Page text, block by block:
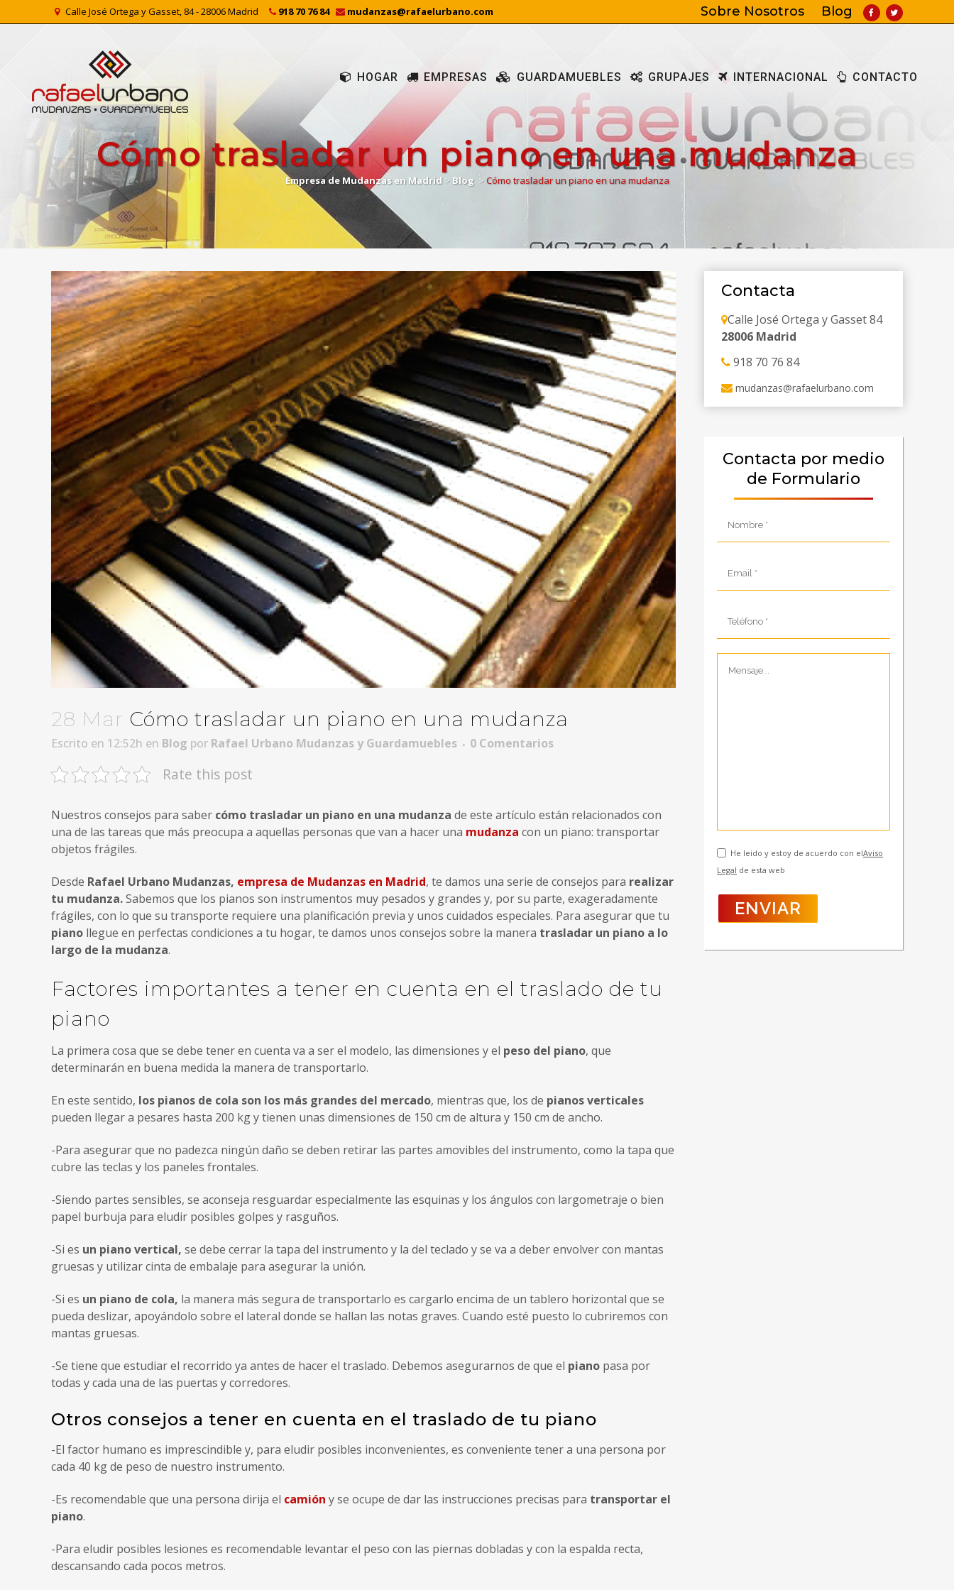
Calle José Ortega y Gasset, 84 - 28006 Madrid 918 70 76 84 mudanzas@rafaelurbano.com Sobre Nosotros Blog
HOGAR EMPRESAS GUARDAMUEBLES GRUPAJES INTERNACIONAL CONTACTO
Cómo trasladar un piano en una mudanza
Empresa de Mudanzas en Madrid> Blog >Cómo trasladar un piano en una mudanza
28 Mar Cómo trasladar un piano en una mudanza
Escrito en 12:52h en Blog por Rafael Urbano Mudanzas y Guardamuebles 0 Comentarios
Rate this post
Nuestros consejos para saber cómo trasladar un piano en una mudanza de este artículo están relacionados con
una de las tareas que más preocupa a aquellas personas que van a hacer una mudanza con un piano: transportar
objetos frágiles.
Desde Rafael Urbano Mudanzas, empresa de Mudanzas en Madrid, te damos una serie de consejos para realizar
tu mudanza.Sabemos que los pianos son instrumentos muy pesados y grandes y, por su parte, exageradamente
frágiles, con lo que su transporte requiere una planificación previa y unos cuidados especiales. Para asegurar que tu
piano llegue en perfectas condiciones a tu hogar, te damos unos consejos sobre la manera trasladar un piano a lo
largo de la mudanza.
Factores importantes a tener en cuenta en el traslado de tu
piano
La primera cosa que se debe tener en cuenta va a ser el modelo, las dimensiones y el peso del piano, que
determinarán en buena medida la manera de transportarlo.
En este sentido, los pianos de cola son los más grandes del mercado, mientras que, los de pianos verticales
pueden llegar a pesares hasta 200 kg y tienen unas dimensiones de 150 cm de altura y 150 cm de ancho.
-Para asegurar que no padezca ningún daño se deben retirar las partes amovibles del instrumento, como la tapa que
cubre las teclas y los paneles frontales.
-Siendo partes sensibles, se aconseja resguardar especialmente las esquinas y los ángulos con largometraje o bien
papel burbuja para eludir posibles golpes y rasguños.
-Si es un piano vertical, se debe cerrar la tapa del instrumento y la del teclado y se va a deber envolver con mantas
gruesas y utilizar cinta de embalaje para asegurar la unión.
-Si es un piano de cola, la manera más segura de transportarlo es cargarlo encima de un tablero horizontal que se
pueda deslizar, apoyándolo sobre el lateral donde se hallan las notas graves. Cuando esté puesto lo cubriremos con
mantas gruesas.
-Se tiene que estudiar el recorrido ya antes de hacer el traslado. Debemos asegurarnos de que el piano pasa por
todas y cada una de las puertas y corredores.
Otros consejos a tener en cuenta en el traslado de tu piano
-El factor humano es imprescindible y, para eludir posibles inconvenientes, es conveniente tener a una persona por
cada 40 kg de peso de nuestro instrumento.
-Es recomendable que una persona dirija el camión y se ocupe de dar las instrucciones precisas para transportar el
piano.
-Para eludir posibles lesiones es recomendable levantar el peso con las piernas dobladas y con la espalda recta,
descansando cada pocos metros.
Contacta
Calle José Ortega y Gasset 84
28006 Madrid
918 70 76 84
mudanzas@rafaelurbano.com
Contacta por medio
de Formulario
He leido y estoy de acuerdo con elAviso
Legal de esta web